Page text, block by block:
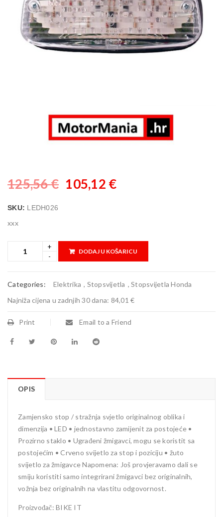
125,56€ 105,12 €
SKU: LEDH026
xxx
DODAJ U KOŠARICU
Categories: Elektrika , Stopsvijetla , Stopsvijetla Honda
Najniža cijena u zadnjih 30 dana: 84,01 €
Print Email to a Friend
OPIS
Zamjensko stop / stražnja svjetlo originalnog oblika i
dimenzija • LED • jednostavno zamijenit za postojeće •
Prozirno staklo • Ugrađeni žmigavci, mogu se koristit sa
postojećim • Crveno svijetlo za stop i poziciju • žuto
svijetlo za žmigavce Napomena: Još provjeravamo dali se
smiju koristiti samo integrirani žmigavci bez originalnih,
vožnja bez originalnih na vlastitu odgovornost.
Proizvođač: BIKE IT